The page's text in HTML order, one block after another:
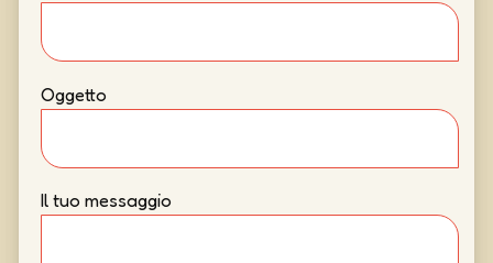
Oggetto
Il tuo messaggio